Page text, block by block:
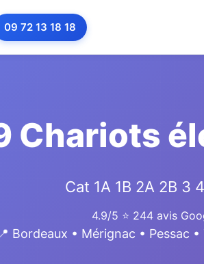
09 72 13 18 18
Chariots
Cat 1A 1B 2A 2B 3
4.9/5 ⭐ 244 avis
📍 Bordeaux • Mérignac • Pessac